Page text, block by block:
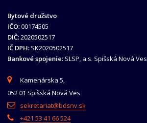
Bytové družstvo
IČO:00174505
DIČ:2020502517
IČ DPH: SK2020502517
Bankové spojenie: SLSP, a.s. Spišská Nová Ves
Kamenárska 5,
052 01 Spišská Nová Ves
sekretariat@bdsnv.sk
+421 53 41 66 524